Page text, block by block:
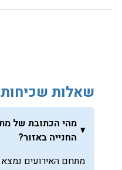
שאלות שכיחות
מהי הכתובת של
החנייה באזור?
מתחם האירועים